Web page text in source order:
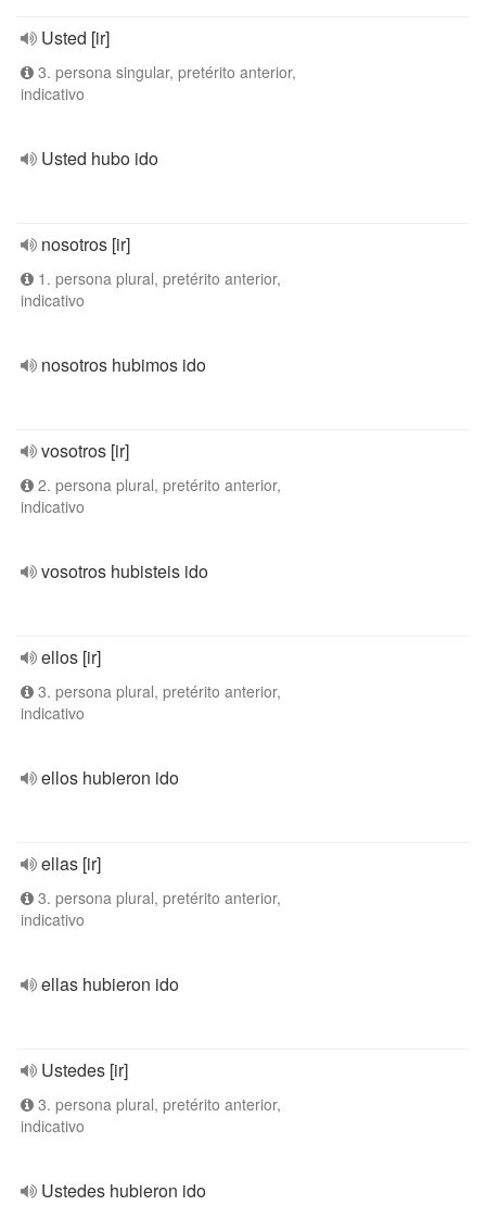
Usted [ir]
3. persona singular, pretérito anterior,
indicativo
Usted hubo ido
nosotros [ir]
1. persona plural, pretérito anterior,
indicativo
nosotros hubimos ido
vosotros [ir]
2. persona plural, pretérito anterior,
indicativo
vosotros hubisteis ido
ellos [ir]
3. persona plural, pretérito anterior,
indicativo
ellos hubieron ido
ellas [ir]
3. persona plural, pretérito anterior,
indicativo
ellas hubieron ido
Ustedes [ir]
3. persona plural, pretérito anterior,
indicativo
Ustedes hubieron ido